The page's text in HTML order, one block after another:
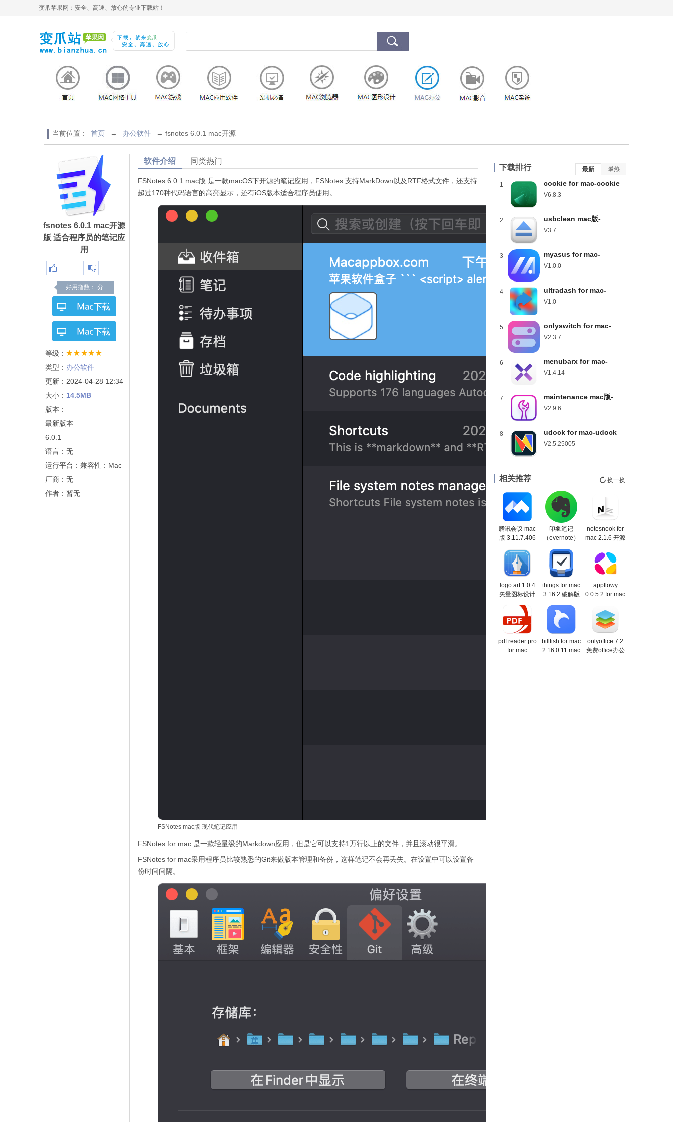
变爪苹果网：安全、高速、放心的专业下载站！
当前位置： 首页 → 办公软件 → fsnotes 6.0.1 mac开源
最新 最热
下载排行
1
cookie for mac-cookie
mac版下载 v6.8.3
V6.8.3
2
usbclean mac版-
usbclean for mac下载
V3.7
3
myasus for mac-
myasus mac版下载
V1.0.0
4
ultradash for mac-
ultradash mac版下载
V1.0
5
onlyswitch for mac-
onlyswitch mac版下载
V2.3.7
6
menubarx for mac-
menubarx mac版下载
V1.4.14
7
maintenance mac版-
maintenance for mac下
V2.9.6
8
udock for mac-udock
mac版下载 v2.5.25005
V2.5.25005
换一换
相关推荐
腾讯会议 mac
版 3.11.7.406
印象笔记
（evernote）
10.47.7
notesnook for
mac 2.1.6 开源
用
logo art 1.0.4
矢量图标设计
工具
things for mac
3.16.2 破解版
_mac任务管理
appflowy
0.0.5.2 for mac
代品
pdf reader pro
for mac
billfish for mac
2.16.0.11 mac
onlyoffice 7.2
免费office办公
fsnotes 6.0.1 mac开源
版 适合程序员的笔记应
用
好用指数： 分
等级：
类型： 办公软件
更新：2024-04-28 12:34
大小： 14.5MB
版本：
最新版本
6.0.1
语言：无
运行平台：兼容性：Mac
厂商： 无
作者：暂无
软件介绍 同类热门
FSNotes 6.0.1 mac版 是一款macOS下开源的笔记应用，FSNotes 支持MarkDown以及RTF格式文件，还支持
超过170种代码语言的高亮显示，还有iOS版本适合程序员使用。
FSNotes mac版 现代笔记应用
FSNotes for mac 是一款轻量级的Markdown应用，但是它可以支持1万行以上的文件，并且滚动很平滑。
FSNotes for mac采用程序员比较熟悉的Git来做版本管理和备份，这样笔记不会再丢失。在设置中可以设置备
份时间间隔。